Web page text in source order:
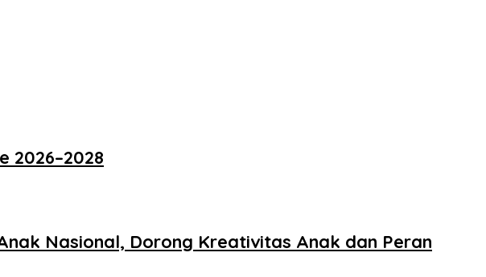
2026–2028
Nasional, Dorong Kreativitas Anak dan Peran